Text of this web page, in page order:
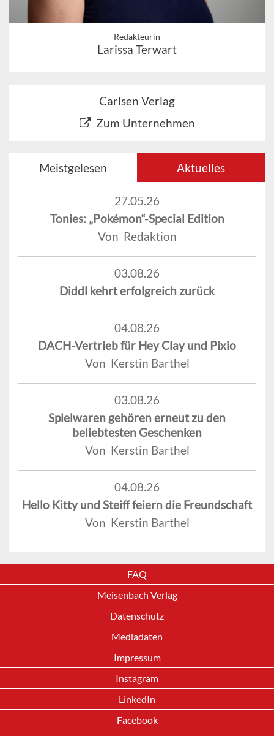
Redakteurin
Larissa Terwart
Carlsen Verlag
Zum Unternehmen
Meistgelesen Aktuelles
27.05.26
Tonies: „Pokémon“-Special Edition
Von Redaktion
03.08.26
Diddl kehrt erfolgreich zurück
04.08.26
DACH-Vertrieb für Hey Clay und Pixio
Von Kerstin Barthel
03.08.26
Spielwaren gehören erneut zu den
beliebtesten Geschenken
Von Kerstin Barthel
04.08.26
Hello Kitty und Steiff feiern die Freundschaft
Von Kerstin Barthel
FAQ
Meisenbach Verlag
Datenschutz
Mediadaten
Impressum
Instagram
LinkedIn
Facebook